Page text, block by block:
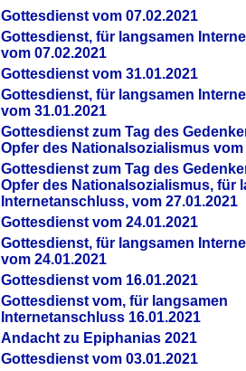
Gottesdienst vom 07.02.2021
Gottesdienst, für langsamen
vom 07.02.2021
Gottesdienst vom 31.01.2021
Gottesdienst, für langsamen
vom 31.01.2021
Gottesdienst zum Tag des
Opfer des Nationalsozialismus vom
Gottesdienst zum Tag des
Opfer des Nationalsozialismus, für
Internetanschluss, vom 27.01.2021
Gottesdienst vom 24.01.2021
Gottesdienst, für langsamen
vom 24.01.2021
Gottesdienst vom 16.01.2021
Gottesdienst vom, für langsamen
Internetanschluss 16.01.2021
Andacht zu Epiphanias 2021
Gottesdienst vom 03.01.2021